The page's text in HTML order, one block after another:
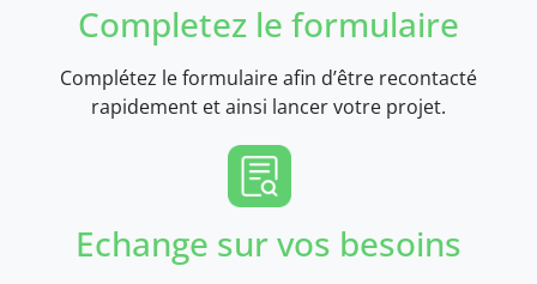
Completez le formulaire
Complétez le formulaire afin d’être recontacté
rapidement et ainsi lancer votre projet.
Echange sur vos besoins